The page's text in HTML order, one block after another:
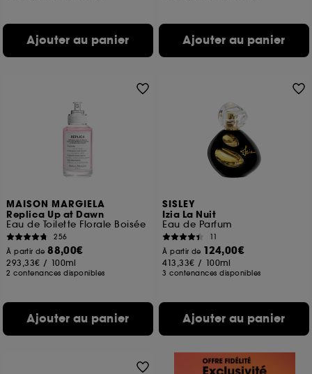
Ajouter au panier Ajouter au panier
MAISON MARGIELA
Replica Up at Dawn
Eau de Toilette Florale Boisée
256
À partir de88,00€
293,33€ / 100ml
2 contenances disponibles
Ajouter au panier
SISLEY
Izia La Nuit
Eau de Parfum
11
À partir de 124,00€
413,33€ / 100ml
3 contenances disponibles
Ajouter au panier